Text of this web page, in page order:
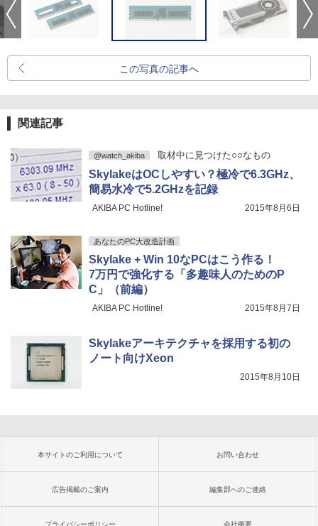
この写真の記事へ
関連記事
@watch_akiba 取材中に見つけた○○なもの
SkylakeはOCしやすい？極冷で6.3GHz、
簡易水冷で5.2GHzを記録
AKIBA PC Hotline! 2015年8月6日
あなたのPC大改造計画
Skylake + Win 10なPCはこう作る！
7万円で強化する「多趣味人のためのP
C」（前編）
AKIBA PC Hotline! 2015年8月7日
Skylakeアーキテクチャを採用する初の
ノート向けXeon
2015年8月10日
本サイトのご利用について お問い合わせ
広告掲載のご案内 編集部へのご連絡
プライバシーポリシー 会社概要